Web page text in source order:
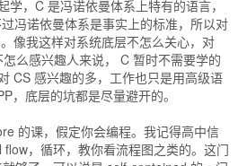
学，C 是冯诺依曼体系上特有的语言，
冯诺依曼体系是事实上的标准，所以对
像我这样对系统底层不怎么关心，对
么感兴趣人来说， C 暂时不需要学的
CS 感兴趣的多，工作也只是用高级语
，底层的坑都是尽量避开的。
的课，假定你会编程。我记得高中信
，循环，教你看流程图之类的。这门